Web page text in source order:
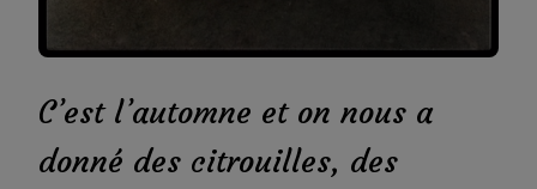
C’est l’automne et on nous a
donné des citrouilles, des